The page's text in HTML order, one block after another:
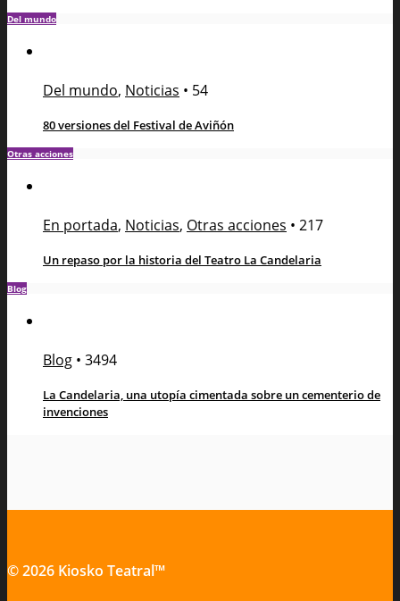
Del mundo
Del mundo, Noticias • 54
80 versiones del Festival de Aviñón
Otras acciones
En portada, Noticias, Otras acciones • 217
Un repaso por la historia del Teatro La Candelaria
Blog
Blog • 3494
La Candelaria, una utopía cimentada sobre un cementerio de
invenciones
© 2026 Kiosko Teatral™